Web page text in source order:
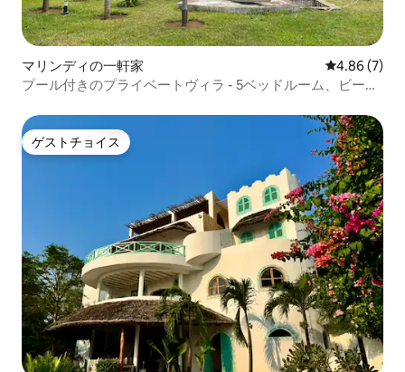
マリンディの一軒家 レビュー7
4.86 (7)
プール付きのプライベートヴィラ - 5ベッドルーム、ビーチ
ゲストチョイス
ゲストチョイス